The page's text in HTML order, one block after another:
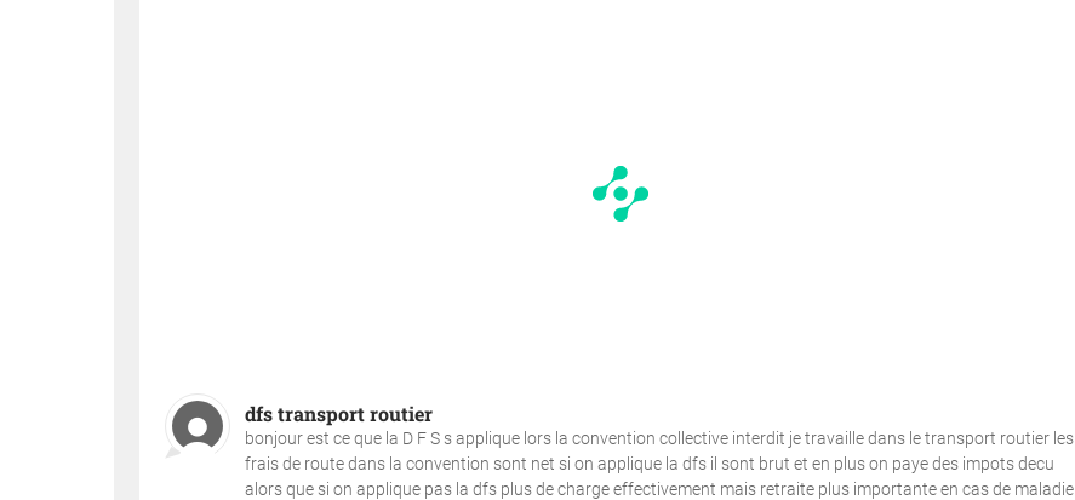
dfs transport routier
bonjour est ce que la D F S s applique lors la convention collective interdit je travaille dans le transport routier les
frais de route dans la convention sont net si on applique la dfs il sont brut et en plus on paye des impots decu
alors que si on applique pas la dfs plus de charge effectivement mais retraite plus importante en cas de maladie